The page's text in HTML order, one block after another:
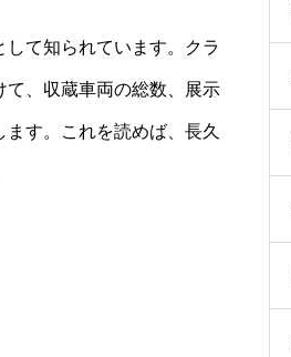
て知られています。クラ
て、収蔵車両の総数、展示
す。これを読めば、長久